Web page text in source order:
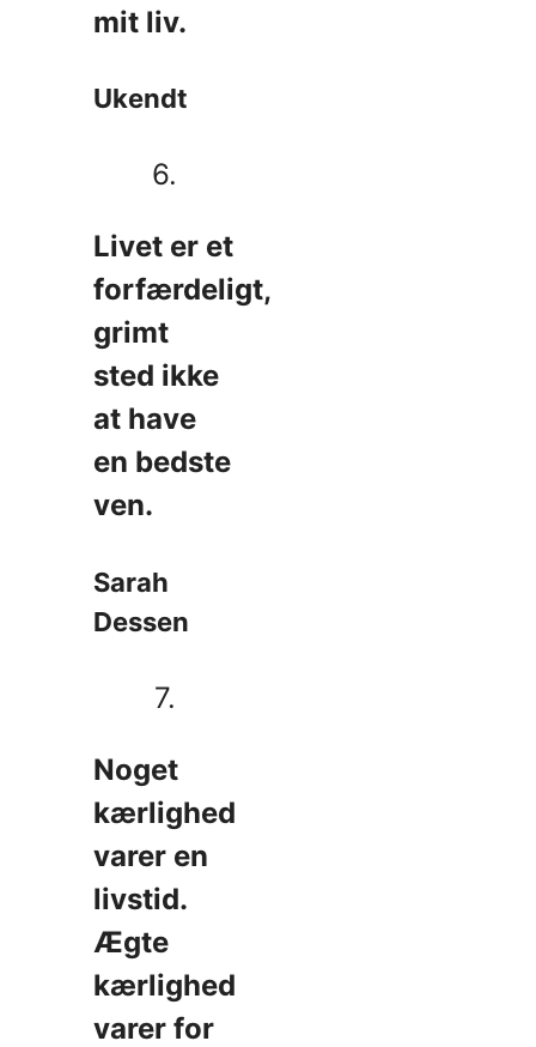
mit liv.
Ukendt
6.
Livet er et
forfærdeligt,
grimt
sted ikke
at have
en bedste
ven.
Sarah
Dessen
7.
Noget
kærlighed
varer en
livstid.
Ægte
kærlighed
varer for